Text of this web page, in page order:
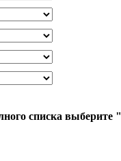
списка